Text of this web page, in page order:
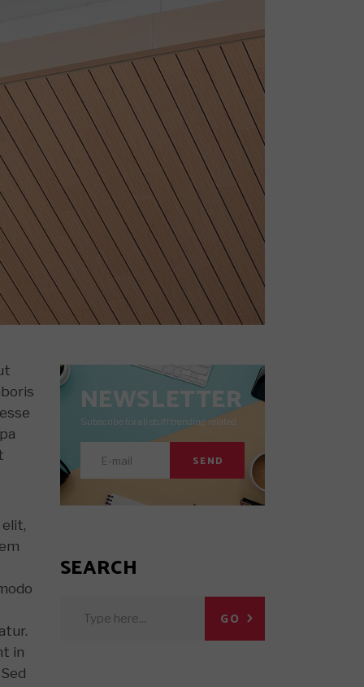
Trending Posts
Search Results
in
NEWSLETTER
Subscribe for all stuff trending related.
SEND
SEARCH
GO